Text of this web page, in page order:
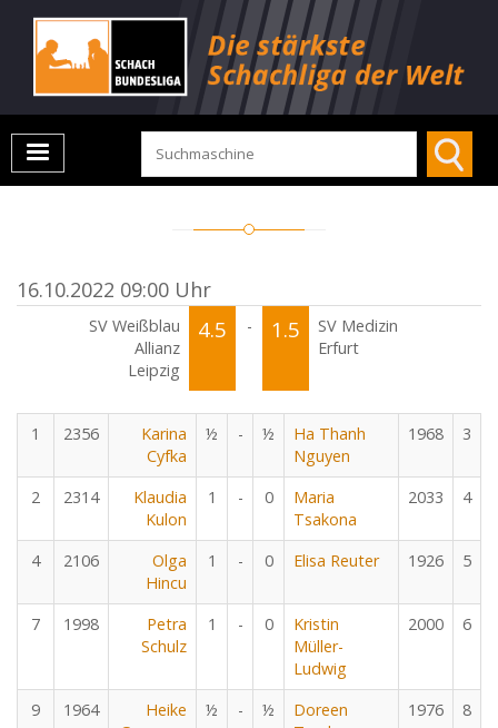
16.10.2022 09:00 Uhr
SV Weißblau
Allianz
Leipzig
4.5 - 1.5
SV Medizin
Erfurt
1 2356
Karina
Cyfka
½ - ½
Ha Thanh
Nguyen
1968 3
2 2314
Klaudia
Kulon
1 - 0
Maria
Tsakona
2033 4
4 2106
Olga
Hincu
1 - 0 Elisa Reuter 1926 5
7 1998
Petra
Schulz
1 - 0
Kristin
Müller-
Ludwig
2000 6
9 1964
Heike
½ - ½
Doreen
1976 8